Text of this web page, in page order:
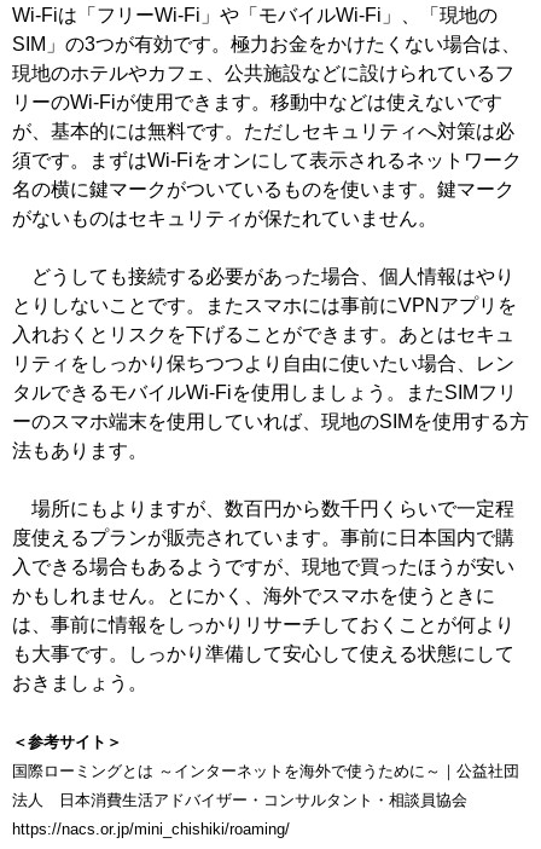
Wi-Fiは「フリーWi-Fi」や「モバイルWi-Fi」、「現地の
SIM」の3つが有効です。極力お金をかけたくない場合は、
現地のホテルやカフェ、公共施設などに設けられているフ
リーのWi-Fiが使用できます。移動中などは使えないです
が、基本的には無料です。ただしセキュリティへ対策は必
須です。まずはWi-Fiをオンにして表示されるネットワーク
名の横に鍵マークがついているものを使います。鍵マーク
がないものはセキュリティが保たれていません。
どうしても接続する必要があった場合、個人情報はやり
とりしないことです。またスマホには事前にVPNアプリを
入れおくとリスクを下げることができます。あとはセキュ
リティをしっかり保ちつつより自由に使いたい場合、レン
タルできるモバイルWi-Fiを使用しましょう。またSIMフリ
ーのスマホ端末を使用していれば、現地のSIMを使用する方
法もあります。
場所にもよりますが、数百円から数千円くらいで一定程
度使えるプランが販売されています。事前に日本国内で購
入できる場合もあるようですが、現地で買ったほうが安い
かもしれません。とにかく、海外でスマホを使うときに
は、事前に情報をしっかりリサーチしておくことが何より
も大事です。しっかり準備して安心して使える状態にして
おきましょう。
＜参考サイト＞
国際ローミングとは ～インターネットを海外で使うために～｜公益社団
法人 日本消費生活アドバイザー・コンサルタント・相談員協会
https://nacs.or.jp/mini_chishiki/roaming/